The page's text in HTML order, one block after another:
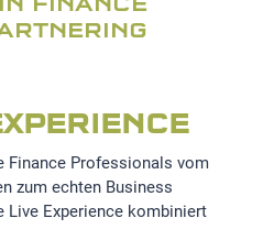
Finance Professionals vom
zum echten Business
Live Experience kombiniert